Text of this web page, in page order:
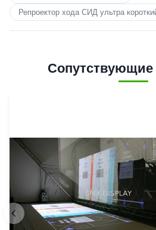
Репроектор хода СИД ультра
Сопутствующие